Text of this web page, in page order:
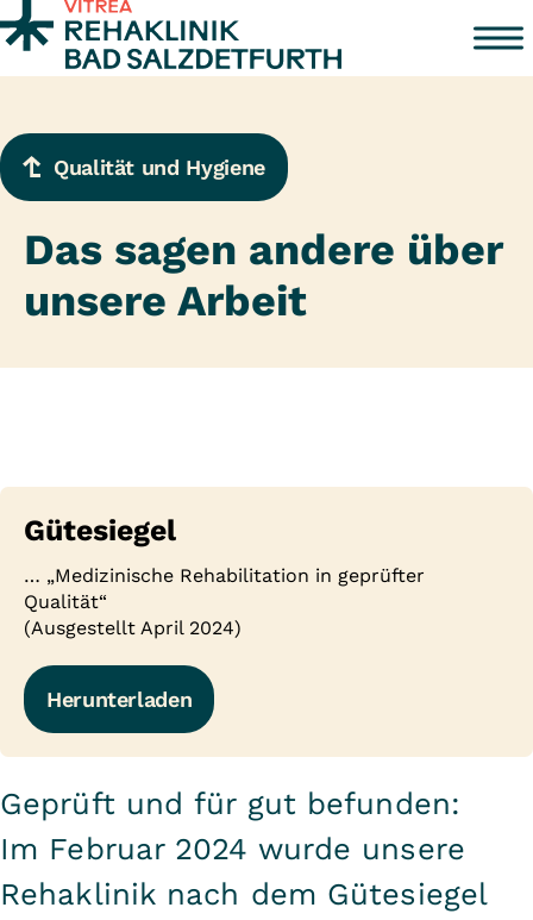
Zum Inhalt springen
Qualität und Hygiene
Das sagen andere über
unsere Arbeit
Gütesiegel
… „Medizinische Rehabilitation in geprüfter
Qualität“
(Ausgestellt April 2024)
Herunterladen
Geprüft und für gut befunden:
Im Februar 2024 wurde unsere
Rehaklinik nach dem Gütesiegel